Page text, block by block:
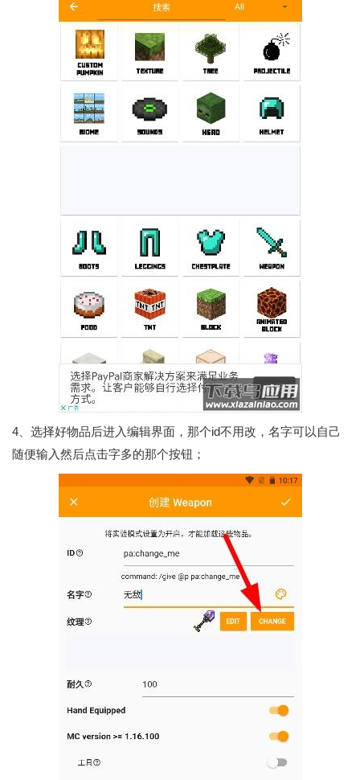
4、选择好物品后进入编辑界面，那个id不用改，名字可以自己
随便输入然后点击字多的那个按钮；